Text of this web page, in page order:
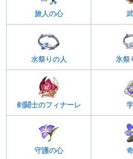
旅人の心
水祭りの人 氷祭
剣闘士のフィナーレ
守護の心